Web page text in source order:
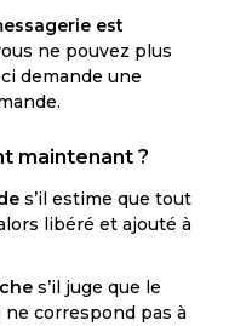
est
ne pouvez plus
demande une
maintenant ?
s’il estime que tout
libéré et ajouté à
s’il juge que le
correspond pas à